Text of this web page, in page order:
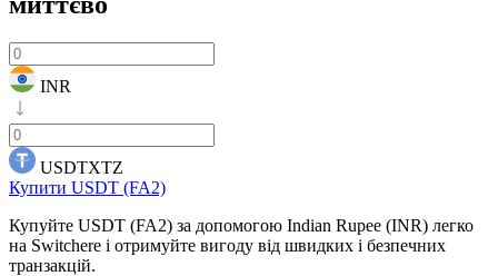
INR
USDTXTZ
Купити USDT (FA2)
Купуйте USDT (FA2) за допомогою Indian Rupee (INR) легко
на Switchere і отримуйте вигоду від швидких і безпечних
транзакцій.